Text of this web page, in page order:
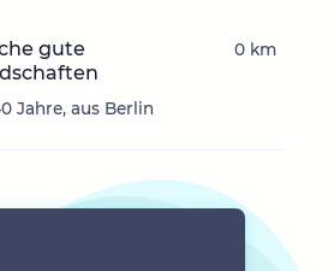
gute
Jahre, aus Berlin
0 km